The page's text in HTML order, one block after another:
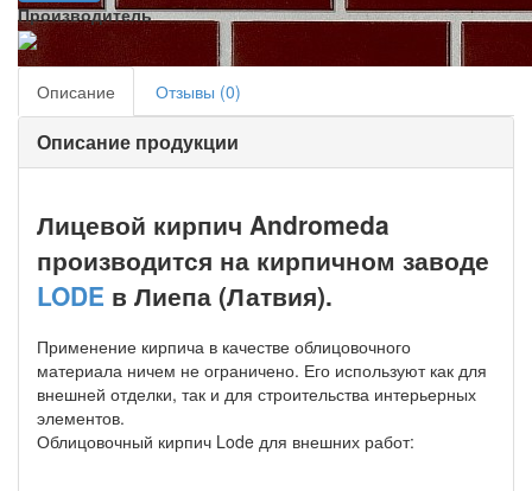
Производитель
Описание Отзывы (0)
Описание продукции
Лицевой кирпич Andromeda
производится на кирпичном заводе
LODE в Лиепа (Латвия).
Применение кирпича в качестве облицовочного
материала ничем не ограничено. Его используют как для
внешней отделки, так и для строительства интерьерных
элементов.
Облицовочный кирпич Lode для внешних работ: